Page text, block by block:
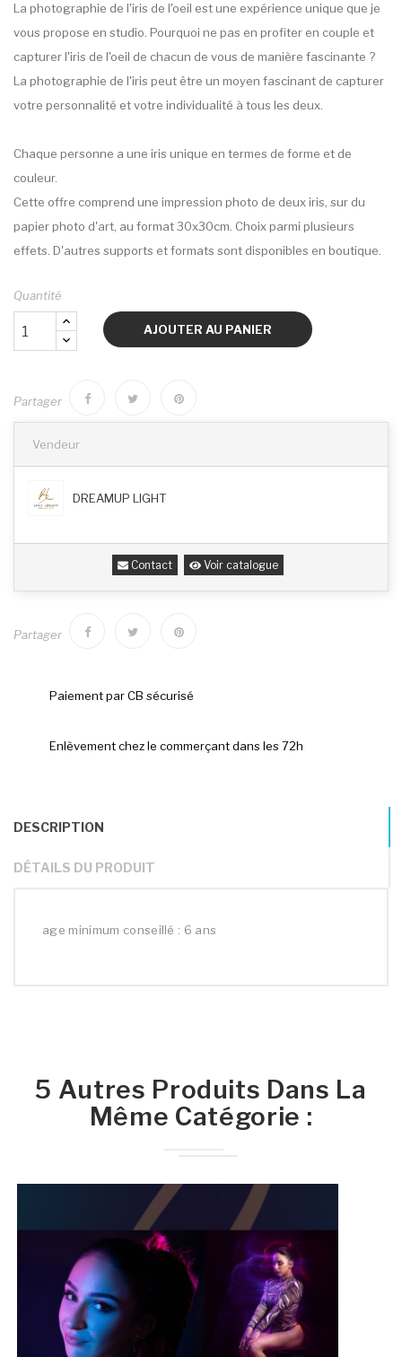
La photographie de l'iris de l'oeil est une expérience unique que je
vous propose en studio. Pourquoi ne pas en profiter en couple et
capturer l'iris de l'oeil de chacun de vous de manière fascinante ?
La photographie de l'iris peut être un moyen fascinant de capturer
votre personnalité et votre individualité à tous les deux.
Chaque personne a une iris unique en termes de forme et de
couleur.
Cette offre comprend une impression photo de deux iris, sur du
papier photo d'art, au format 30x30cm. Choix parmi plusieurs
effets. D'autres supports et formats sont disponibles en boutique.
Quantité
AJOUTER AU PANIER
Partager
Vendeur
DREAMUP LIGHT
Contact Voir catalogue
Partager
Paiement par CB sécurisé
Enlèvement chez le commerçant dans les 72h
DESCRIPTION
DÉTAILS DU PRODUIT
age minimum conseillé : 6 ans
5 Autres Produits Dans La
Même Catégorie :